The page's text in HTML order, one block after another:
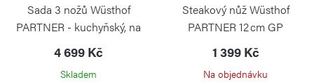
Sada 3 nožů Wüsthof
PARTNER - kuchyňský, na
4 699 Kč
Skladem
Steakový nůž Wüsthof
PARTNER 12 cm GP
1 399 Kč
Na objednávku